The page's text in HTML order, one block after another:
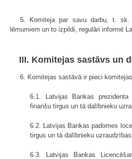
5. Komiteja par savu darbu, t. sk.
lēmumiem un to izpildi, regulāri informē
III. Komitejas sastāvs un
6. Komitejas sastāvā ir pieci
6.1. Latvijas Bankas
finanšu tirgus un tā dalībnieku
6.2. Latvijas Bankas padomes
tirgus un tā dalībnieku
6.3. Latvijas Bankas